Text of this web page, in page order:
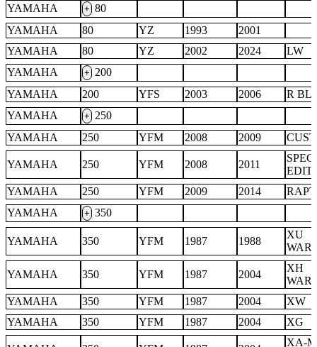
YAMAHA
+ 80
YAMAHA
80 YZ 1993
2001
YAMAHA
80 YZ 2002 2024
LW
YAMAHA
+ 200
YAMAHA
200 YFS 2003 2006
R
YAMAHA
+ 250
YAMAHA
250 YFM 2008 2009
YAMAHA 250 YFM 2008 2011
YAMAHA
250 YFM 2009 2014
YAMAHA
+ 350
YAMAHA 350 YFM 1987 1988
XU
YAMAHA 350 YFM 1987 2004
XH
YAMAHA
350 YFM 1987 2004
XW
YAMAHA
350 YFM 1987 2004 XG
XA-M